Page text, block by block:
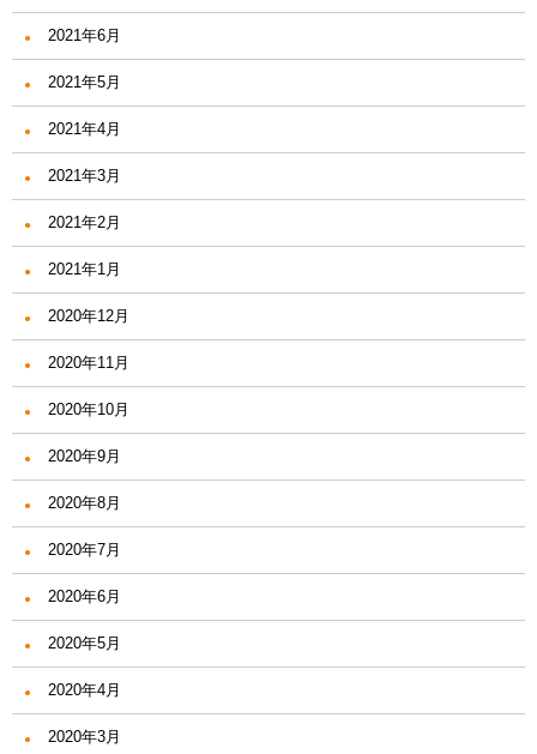
2021年6月
2021年5月
2021年4月
2021年3月
2021年2月
2021年1月
2020年12月
2020年11月
2020年10月
2020年9月
2020年8月
2020年7月
2020年6月
2020年5月
2020年4月
2020年3月